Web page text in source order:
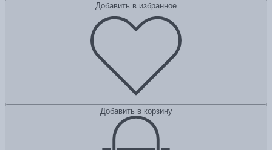
Добавить в избранное
Добавить в корзину